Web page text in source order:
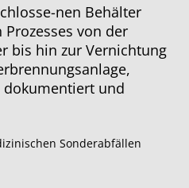
nen Behälter
von der
bis hin zur Vernichtung
und
Sonderabfällen